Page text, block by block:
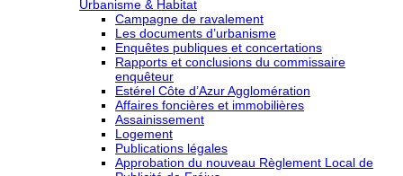
Urbanisme & Habitat
Campagne de ravalement
Les documents d’urbanisme
Enquêtes publiques et concertations
Rapports et conclusions du commissaire
enquêteur
Estérel Côte d’Azur Agglomération
Affaires foncières et immobilières
Assainissement
Logement
Publications légales
Approbation du nouveau Règlement Local de